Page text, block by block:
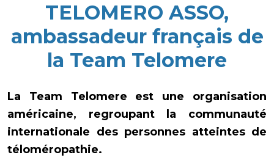
TELOMERO ASSO,
ambassadeur français de
la Team Telomere
La Team Telomere est une organisation
américaine, regroupant la communauté
internationale des personnes atteintes de
téloméropathie.